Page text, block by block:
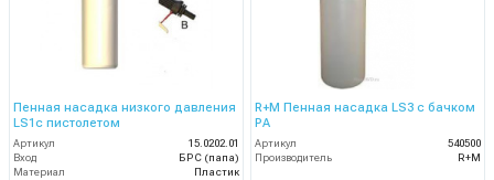
Пенная насадка низкого давления
LS1с пистолетом
Артикул
15.0202.01
Вход
БРС (папа)
Материал
Пластик
R+M Пенная насадка LS3 с бачком
PA
Артикул
540500
Производитель
R+M